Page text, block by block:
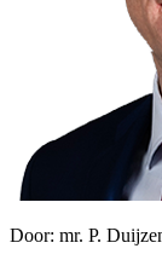
Door: mr. P.